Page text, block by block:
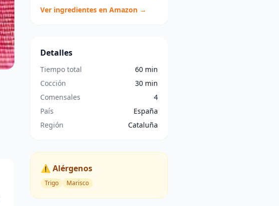
Ver ingredientes en Amazon →
Detalles
Tiempo total
60 min
Cocción
30 min
Comensales
4
País
España
Región
Cataluña
⚠️ Alérgenos
Trigo Marisco